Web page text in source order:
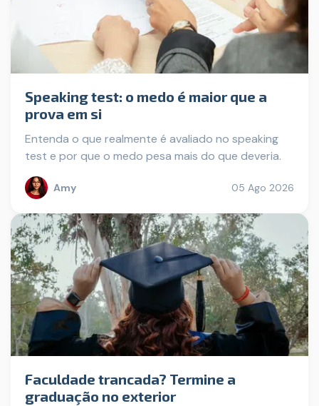
Speaking test: o medo é maior que a
prova em si
Entenda o que realmente é avaliado no speaking
test e por que o medo pesa mais do que deveria.
Amy 05 Ago 2026
Faculdade trancada? Termine a
graduação no exterior